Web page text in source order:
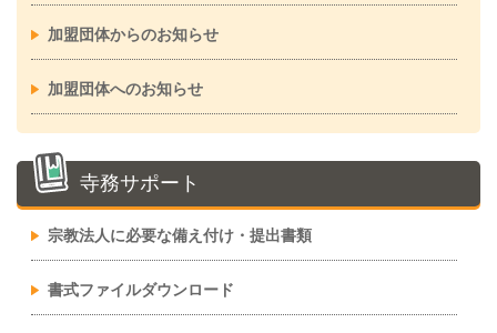
加盟団体からのお知らせ
加盟団体へのお知らせ
寺務サポート
宗教法人に必要な備え付け・提出書類
書式ファイルダウンロード